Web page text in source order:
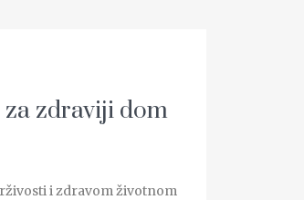
zdraviji dom
i zdravom životnom